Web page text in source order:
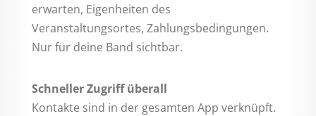
erwarten, Eigenheiten des
Veranstaltungsortes, Zahlungsbedingungen.
Nur für deine Band sichtbar.
Schneller Zugriff überall
Kontakte sind in der gesamten App verknüpft.